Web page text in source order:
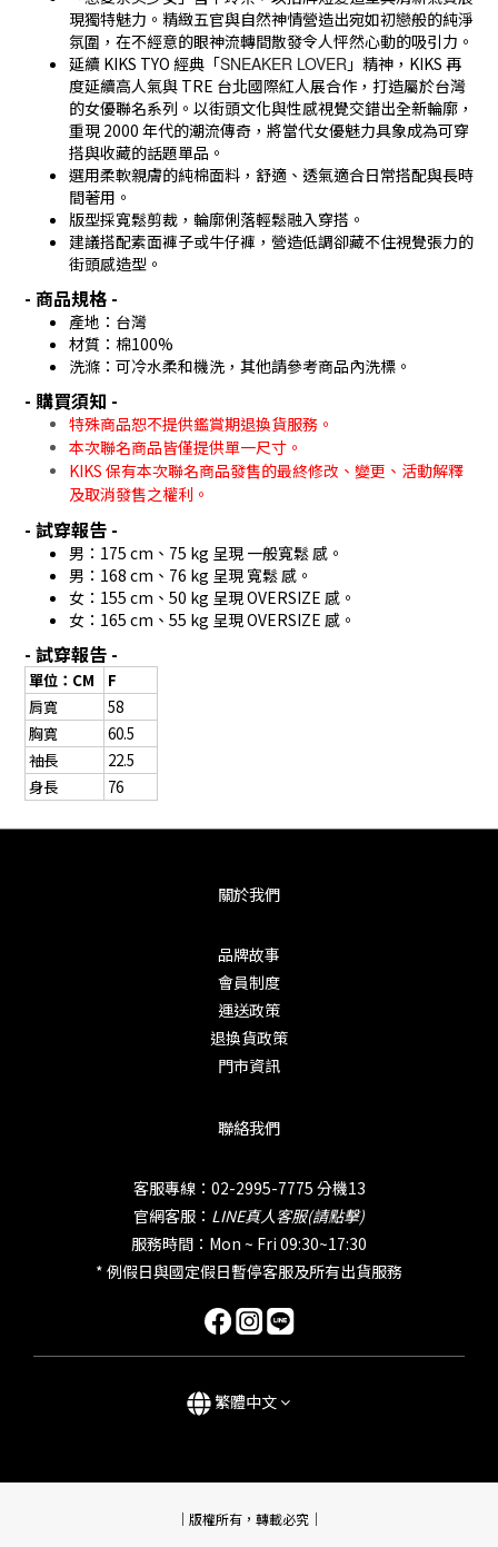
現獨特魅力。精緻五官與自然神情營造出宛如初戀般的純淨
氛圍，在不經意的眼神流轉間散發令人怦然心動的吸引力。
延續 KIKS TYO 經典「SNEAKER LOVER 」精神，KIKS 再
度延續高人氣與 TRE 台北國際紅人展合作，打造屬於台灣
的女優聯名系列。以街頭文化與性感視覺交錯出全新輪廓，
重現 2000 年代的潮流傳奇，將當代女優魅力具象成為可穿
搭與收藏的話題單品。
選用柔軟親膚的純棉面料，舒適、透氣適合日常搭配與長時
間著用。
版型採寬鬆剪裁，輪廓俐落輕鬆融入穿搭。
建議搭配素面褲子或牛仔褲，營造低調卻藏不住視覺張力的
街頭感造型。
- 商品規格 -
產地：台灣
材質：棉100%
洗滌：可冷水柔和機洗，其他請參考商品內洗標。
- 購買須知 -
特殊商品恕不提供鑑賞期退換貨服務。
本次聯名商品皆僅提供單一尺寸。
KIKS 保有本次聯名商品發售的最終修改、變更、活動解釋
及取消發售之權利。
- 試穿報告 -
男：175 cm、75 kg 呈現 一般寬鬆 感。
男：168 cm、76 kg 呈現 寬鬆 感。
女：155 cm、50 kg 呈現 OVERSIZE 感。
女：165 cm、55 kg 呈現 OVERSIZE 感。
- 試穿報告 -
單位：CM
F
肩寬
58
胸寬
60.5
袖長
22.5
身長
76
關於我們
品牌故事
會員制度
運送政策
退換貨政策
門市資訊
聯絡我們
客服專線：02-2995-7775 分機13
官網客服： LINE真人客服(請點擊)
服務時間：Mon ~ Fri 09:30~17:30
* 例假日與國定假日暫停客服及所有出貨服務
繁體中文
｜版權所有，轉載必究｜